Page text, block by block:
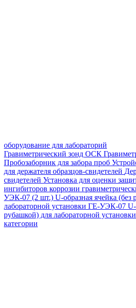
оборудование для лабораторий
Гравиметрический зонд ОСК
Пробозаборник для забора проб
для держателя образцов-свидетелей
свидетелей Установка для оценки
ингибиторов коррозии
УЭК-07 (2 шт.) U-образная ячейка (без
лабораторной установки ГЕ-УЭК-07
рубашкой) для лабораторной
категории